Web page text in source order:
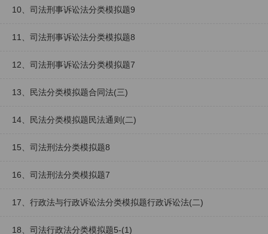
10、司法刑事诉讼法分类模拟题9
11、司法刑事诉讼法分类模拟题8
12、司法刑事诉讼法分类模拟题7
13、民法分类模拟题合同法(三)
14、民法分类模拟题民法通则(二)
15、司法刑法分类模拟题8
16、司法刑法分类模拟题7
17、行政法与行政诉讼法分类模拟题行政诉讼法(二)
18、司法行政法分类模拟题5-(1)